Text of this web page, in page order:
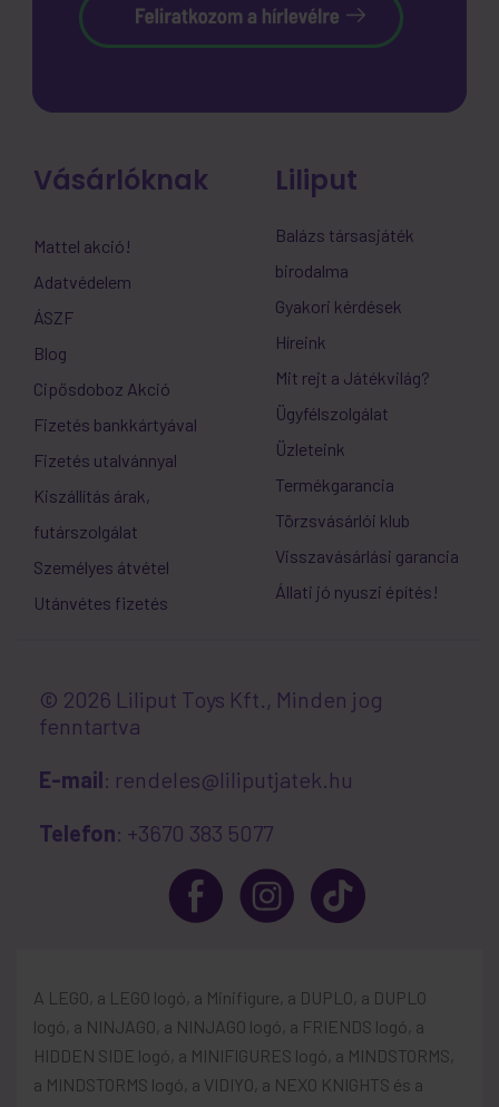
Vásárlóknak
Mattel akció!
Adatvédelem
ÁSZF
Blog
Cipősdoboz Akció
Fizetés bankkártyával
Fizetés utalvánnyal
Kiszállítás árak,
futárszolgálat
Személyes átvétel
Utánvétes fizetés
Liliput
Balázs társasjáték
birodalma
Gyakori kérdések
Híreink
Mit rejt a Játékvilág?
Ügyfélszolgálat
Üzleteink
Termékgarancia
Törzsvásárlói klub
Visszavásárlási garancia
Állati jó nyuszi építés!
© 2026 Liliput Toys Kft., Minden jog
fenntartva
E-mail: rendeles@liliputjatek.hu
Telefon: +3670 383 5077
A LEGO, a LEGO logó, a Minifigure, a DUPLO, a DUPLO
logó, a NINJAGO, a NINJAGO logó, a FRIENDS logó, a
HIDDEN SIDE logó, a MINIFIGURES logó, a MINDSTORMS,
a MINDSTORMS logó, a VIDIYO, a NEXO KNIGHTS és a